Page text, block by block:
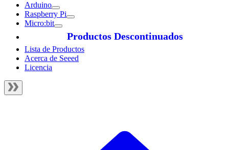
Arduino
Raspberry Pi
Micro:bit
Productos Descontinuados
Lista de Productos
Acerca de Seeed
Licencia